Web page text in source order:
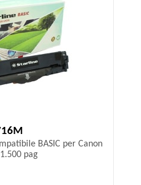
BASIC per Canon
pag